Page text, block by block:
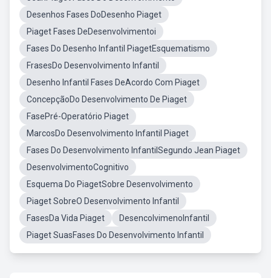
Desenhos Fases DoDesenho Piaget
Piaget Fases DeDesenvolvimentoi
Fases Do Desenho Infantil PiagetEsquematismo
FrasesDo Desenvolvimento Infantil
Desenho Infantil Fases DeAcordo Com Piaget
ConcepçãoDo Desenvolvimento De Piaget
FasePré-Operatório Piaget
MarcosDo Desenvolvimento Infantil Piaget
Fases Do Desenvolvimento InfantilSegundo Jean Piaget
DesenvolvimentoCognitivo
Esquema Do PiagetSobre Desenvolvimento
Piaget SobreO Desenvolvimento Infantil
FasesDa Vida Piaget
DesencolvimenoInfantil
Piaget SuasFases Do Desenvolvimento Infantil